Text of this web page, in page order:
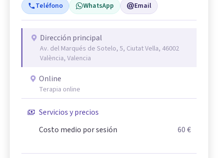
Teléfono WhatsApp Email
Dirección principal
Av. del Marqués de Sotelo, 5, Ciutat Vella, 46002
València, Valencia
Online
Terapia online
Servicios y precios
Costo medio por sesión
60 €